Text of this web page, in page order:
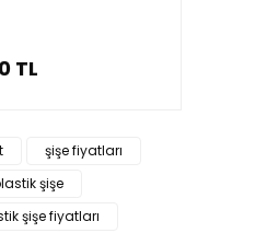
TL
şişe fiyatları
şişe
şişe fiyatları